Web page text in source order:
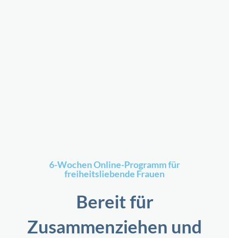
6-Wochen Online-Programm für
freiheitsliebende Frauen
Bereit für
Zusammenziehen und